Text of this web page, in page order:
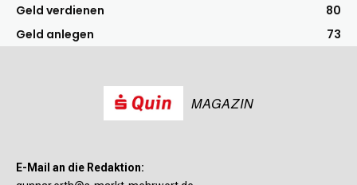
Geld verdienen
80
Geld anlegen
73
MAGAZIN
E-Mail an die Redaktion: